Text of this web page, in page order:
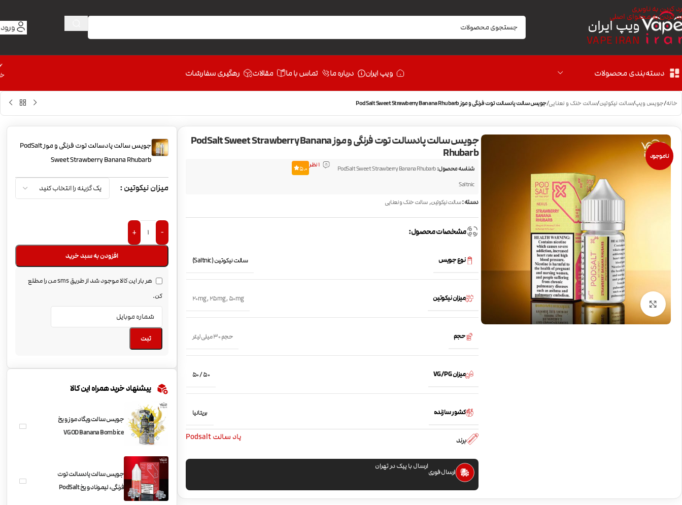
رد کردن به ناوبری
رد کردن به محتوای اصلی
ویپ ایران
VAPE IRAN
دسته‌بندی محصولات ویپ ایران درباره ما تماس با ما مقالات رهگیری سفارشات
خانه/جویس ویپ/سالت نیکوتین/سالت خنک و نعنایی/جویس سالت پادسالت توت فرنگی و موز PodSalt Sweet Strawberry Banana Rhubarb
ناموجود
بزرگنمایی تصویر
جویس سالت پادسالت توت فرنگی و موز PodSalt Sweet Strawberry Banana
Rhubarb
شناسه محصول:PodSalt Sweet Strawberry Banana Rhubarb
Saltnic
1 نظر 5.0
دسته:سالت نیکوتین, سالت خنک و نعنایی
مشخصات محصول:
نوع جویس سالت نیکوتین (Saltnic)
میزان نیکوتین 20mg, 25mg, 50mg
حجم حجم 30 میلی لیتر
میزان VG/PG 50 / 50
کشور سازنده بریتانیا
برند پاد سالت Podsalt
ارسال فوری
ارسال با پیک در تهران
جویس سالت پادسالت توت فرنگی و موز PodSalt
Sweet Strawberry Banana Rhubarb
میزان نیکوتین
-
+
افزودن به سبد خرید
هر بار این کالا موجود شد از طریق sms من را مطلع
کن.
ثبت
پیشنهاد خرید همراه این کالا
جویس سالت ویگاد موز و یخ
VGOD Banana Bomb ice
جویس سالت پادسالت توت
فرنگی، لیموناد و یخ PodSalt
Sweet Strawberry